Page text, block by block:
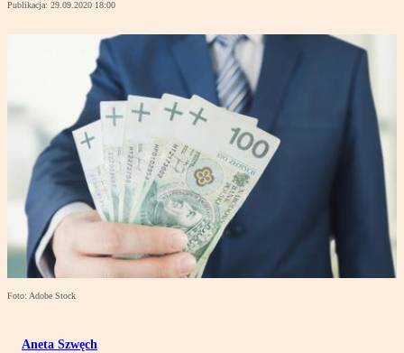
Publikacja: 29.09.2020 18:00
Foto: Adobe Stock
Aneta Szwęch